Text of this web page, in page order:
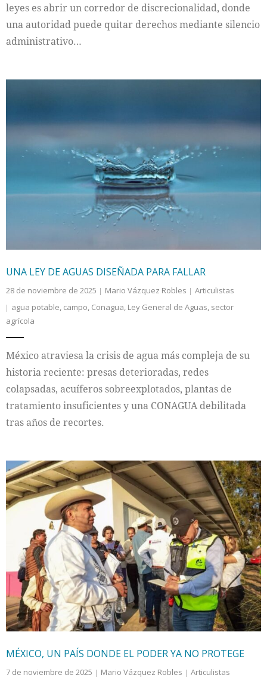
leyes es abrir un corredor de discrecionalidad, donde
una autoridad puede quitar derechos mediante silencio
administrativo…
UNA LEY DE AGUAS DISEÑADA PARA FALLAR
28 de noviembre de 2025 Mario Vázquez Robles
Articulistas
agua potable, campo, Conagua, Ley General de Aguas, sector
agrícola
México atraviesa la crisis de agua más compleja de su
historia reciente: presas deterioradas, redes
colapsadas, acuíferos sobreexplotados, plantas de
tratamiento insuficientes y una CONAGUA debilitada
tras años de recortes.
MÉXICO, UN PAÍS DONDE EL PODER YA NO PROTEGE
7 de noviembre de 2025 Mario Vázquez Robles
Articulistas